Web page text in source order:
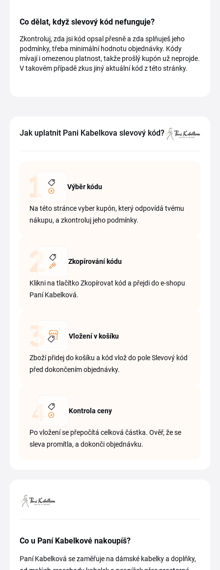
Co dělat, když slevový kód nefunguje?
Zkontroluj, zda jsi kód opsal přesně a zda splňuješ jeho
podmínky, třeba minimální hodnotu objednávky. Kódy
mívají i omezenou platnost, takže prošlý kupón už neprojde.
V takovém případě zkus jiný aktuální kód z této stránky.
Jak uplatnit Pani Kabelkova slevový kód?
Výběr kódu
Na této stránce vyber kupón, který odpovídá tvému
nákupu, a zkontroluj jeho podmínky.
Zkopírování kódu
Klikni na tlačítko Zkopírovat kód a přejdi do e-shopu
Paní Kabelková.
Vložení v košíku
Zboží přidej do košíku a kód vlož do pole Slevový kód
před dokončením objednávky.
Kontrola ceny
Po vložení se přepočítá celková částka. Ověř, že se
sleva promítla, a dokonči objednávku.
Co u Paní Kabelkové nakoupíš?
Paní Kabelková se zaměřuje na dámské kabelky a doplňky,